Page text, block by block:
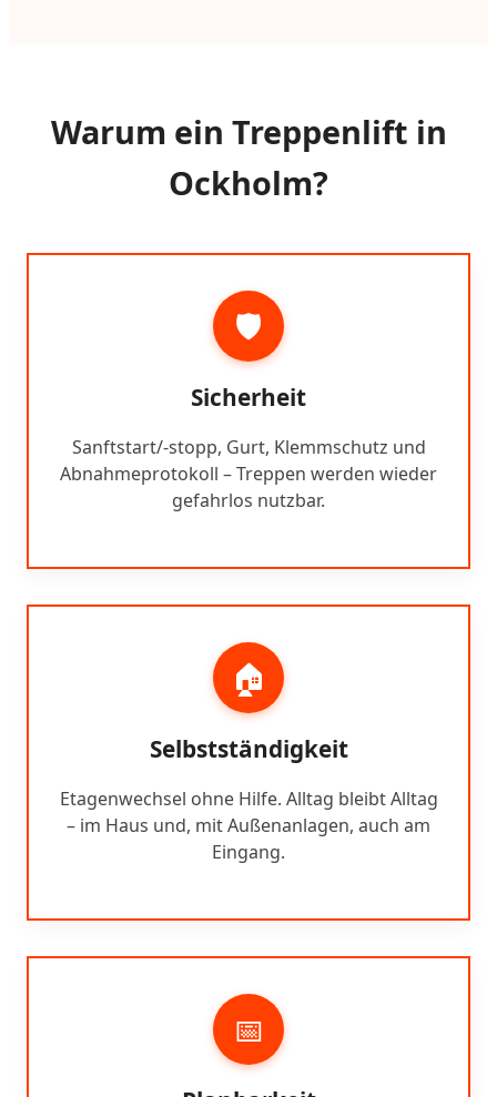
Warum ein Treppenlift in
Ockholm?
🛡️
Sicherheit
Sanftstart/-stopp, Gurt, Klemmschutz und
Abnahmeprotokoll – Treppen werden wieder
gefahrlos nutzbar.
🏠
Selbstständigkeit
Etagenwechsel ohne Hilfe. Alltag bleibt Alltag
– im Haus und, mit Außenanlagen, auch am
Eingang.
📅